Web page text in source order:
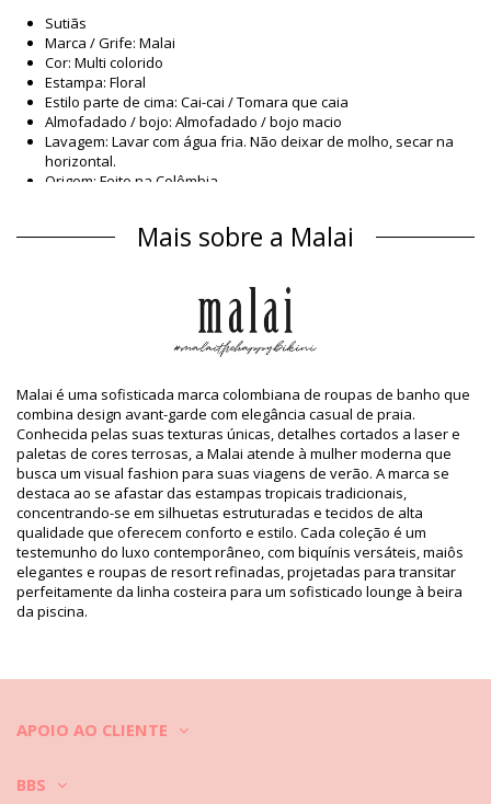
Sutiãs
Marca / Grife: Malai
Cor: Multi colorido
Estampa: Floral
Estilo parte de cima: Cai-cai / Tomara que caia
Almofadado / bojo: Almofadado / bojo macio
Lavagem: Lavar com água fria. Não deixar de molho, secar na
horizontal.
Origem: Feito na Colômbia
Material
Forro: 84% Polyamide, 16% Elastane
Informação do produto
Departamento: Mulher, Sutiãs
HS CODE / NCM: 6112.41.0010
SKU: 1981101564
EAN: XS (7899818445058), S (1001000042280), M (1001000042273),
L (1001000042266), XL (7899818445096)
Referência da estampa: MALAI 2018 MERRY
Referência do fornecedor: T00350
Peso: 55g / 0.12lb / 1.94oz
O desenho não é exato, pode variar de acordo com o corte
Fotos retocadas
Instruções de lavagem e
cuidados
Quer desfrutar do seu novo biquíni durante algumas estações? Em
boa qualidade é uma mais valia quando pretende desfrutar do seu
biquíni por mais de um ano consecutivo, mas como devo fazer para
Mais sobre a Malai
Malai é uma sofisticada marca colombiana de roupas de banho que
combina design avant-garde com elegância casual de praia.
Conhecida pelas suas texturas únicas, detalhes cortados a laser e
paletas de cores terrosas, a Malai atende à mulher moderna que
busca um visual fashion para suas viagens de verão. A marca se
destaca ao se afastar das estampas tropicais tradicionais,
concentrando-se em silhuetas estruturadas e tecidos de alta
qualidade que oferecem conforto e estilo. Cada coleção é um
testemunho do luxo contemporâneo, com biquínis versáteis, maiôs
elegantes e roupas de resort refinadas, projetadas para transitar
perfeitamente da linha costeira para um sofisticado lounge à beira
da piscina.
APOIO AO CLIENTE
BBS